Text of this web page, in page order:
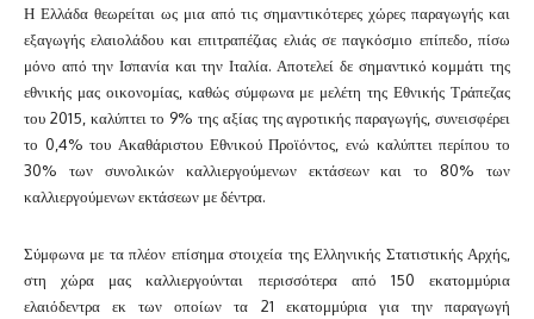
Η Ελλάδα θεωρείται ως μια από τις σημαντικότερες χώρες παραγωγής και
εξαγωγής ελαιολάδου και επιτραπέζιας ελιάς σε παγκόσμιο επίπεδο, πίσω
μόνο από την Ισπανία και την Ιταλία. Αποτελεί δε σημαντικό κομμάτι της
εθνικής μας οικονομίας, καθώς σύμφωνα με μελέτη της Εθνικής Τράπεζας
του 2015, καλύπτει το 9% της αξίας της αγροτικής παραγωγής, συνεισφέρει
το 0,4% του Ακαθάριστου Εθνικού Προϊόντος, ενώ καλύπτει περίπου το
30% των συνολικών καλλιεργούμενων εκτάσεων και το 80% των
καλλιεργούμενων εκτάσεων με δέντρα.
Σύμφωνα με τα πλέον επίσημα στοιχεία της Ελληνικής Στατιστικής Αρχής,
στη χώρα μας καλλιεργούνται περισσότερα από 150 εκατομμύρια
ελαιόδεντρα εκ των οποίων τα 21 εκατομμύρια για την παραγωγή